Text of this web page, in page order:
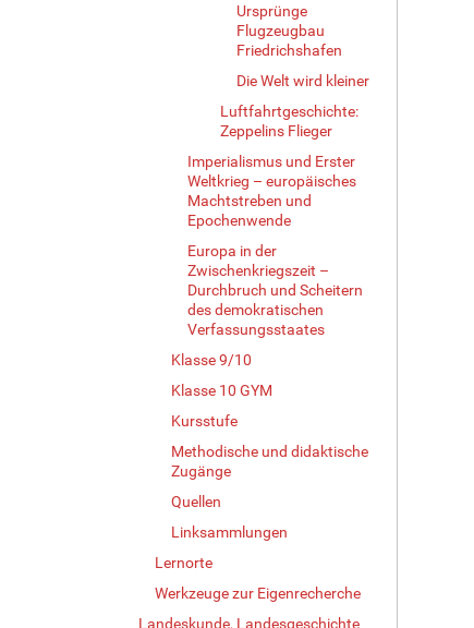
Ursprünge
Flugzeugbau
Friedrichshafen
Die Welt wird kleiner
Luftfahrtgeschichte:
Zeppelins Flieger
Imperialismus und Erster
Weltkrieg – europäisches
Machtstreben und
Epochenwende
Europa in der
Zwischenkriegszeit –
Durchbruch und Scheitern
des demokratischen
Verfassungsstaates
Klasse 9/10
Klasse 10 GYM
Kursstufe
Methodische und didaktische
Zugänge
Quellen
Linksammlungen
Lernorte
Werkzeuge zur Eigenrecherche
Landeskunde, Landesgeschichte